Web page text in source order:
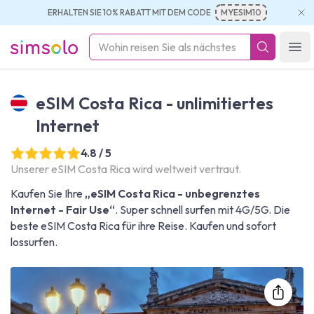
ERHALTEN SIE 10% RABATT MIT DEM CODE MYESIM10
simsolo
eSIM Costa Rica - unlimitiertes
Internet
4.8 / 5
Unserer eSIM Costa Rica wird weltweit vertraut.
Kaufen Sie Ihre „eSIM Costa Rica - unbegrenztes
Internet - Fair Use“. Super schnell surfen mit 4G/5G. Die
beste eSIM Costa Rica für ihre Reise. Kaufen und sofort
lossurfen.